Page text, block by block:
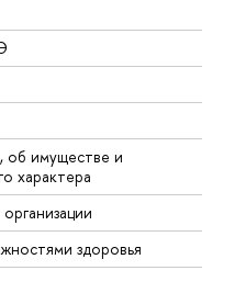
об имуществе и
характера
здоровья